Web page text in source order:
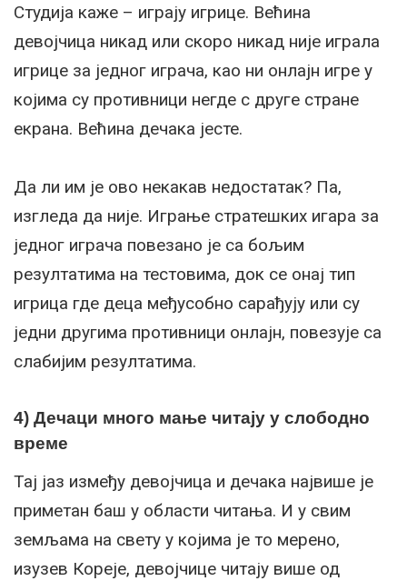
Студија каже – играју игрице. Већина
девојчица никад или скоро никад није играла
игрице за једног играча, као ни онлајн игре у
којима су противници негде с друге стране
екрана. Већина дечака јесте.
Да ли им је ово некакав недостатак? Па,
изгледа да није. Играње стратешких игара за
једног играча повезано је са бољим
резултатима на тестовима, док се онај тип
игрица где деца међусобно сарађују или су
једни другима противници онлајн, повезује са
слабијим резултатима.
4) Дечаци много мање читају у слободно
време
Тај јаз између девојчица и дечака највише је
приметан баш у области читања. И у свим
земљама на свету у којима је то мерено,
изузев Кореје, девојчице читају више од